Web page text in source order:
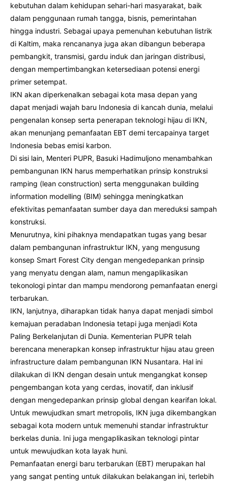
kebutuhan dalam kehidupan sehari-hari masyarakat, baik
dalam penggunaan rumah tangga, bisnis, pemerintahan
hingga industri. Sebagai upaya pemenuhan kebutuhan listrik
di Kaltim, maka rencananya juga akan dibangun beberapa
pembangkit, transmisi, gardu induk dan jaringan distribusi,
dengan mempertimbangkan ketersediaan potensi energi
primer setempat.
IKN akan diperkenalkan sebagai kota masa depan yang
dapat menjadi wajah baru Indonesia di kancah dunia, melalui
pengenalan konsep serta penerapan teknologi hijau di IKN,
akan menunjang pemanfaatan EBT demi tercapainya target
Indonesia bebas emisi karbon.
Di sisi lain, Menteri PUPR, Basuki Hadimuljono menambahkan
pembangunan IKN harus memperhatikan prinsip konstruksi
ramping (lean construction) serta menggunakan building
information modelling (BIM) sehingga meningkatkan
efektivitas pemanfaatan sumber daya dan mereduksi sampah
konstruksi.
Menurutnya, kini pihaknya mendapatkan tugas yang besar
dalam pembangunan infrastruktur IKN, yang mengusung
konsep Smart Forest City dengan mengedepankan prinsip
yang menyatu dengan alam, namun mengaplikasikan
tekonologi pintar dan mampu mendorong pemanfaatan energi
terbarukan.
IKN, lanjutnya, diharapkan tidak hanya dapat menjadi simbol
kemajuan peradaban Indonesia tetapi juga menjadi Kota
Paling Berkelanjutan di Dunia. Kementerian PUPR telah
berencana menerapkan konsep infrastruktur hijau atau green
infrastructure dalam pembangunan IKN Nusantara. Hal ini
dilakukan di IKN dengan desain untuk mengangkat konsep
pengembangan kota yang cerdas, inovatif, dan inklusif
dengan mengedepankan prinsip global dengan kearifan lokal.
Untuk mewujudkan smart metropolis, IKN juga dikembangkan
sebagai kota modern untuk memenuhi standar infrastruktur
berkelas dunia. Ini juga mengaplikasikan teknologi pintar
untuk mewujudkan kota layak huni.
Pemanfaatan energi baru terbarukan (EBT) merupakan hal
yang sangat penting untuk dilakukan belakangan ini, terlebih